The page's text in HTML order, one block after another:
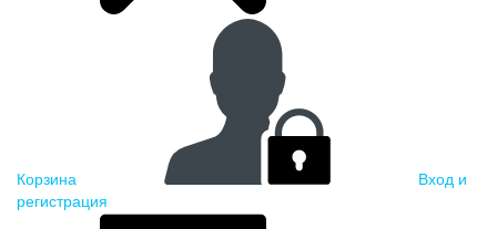
Корзина
Вход и
регистрация